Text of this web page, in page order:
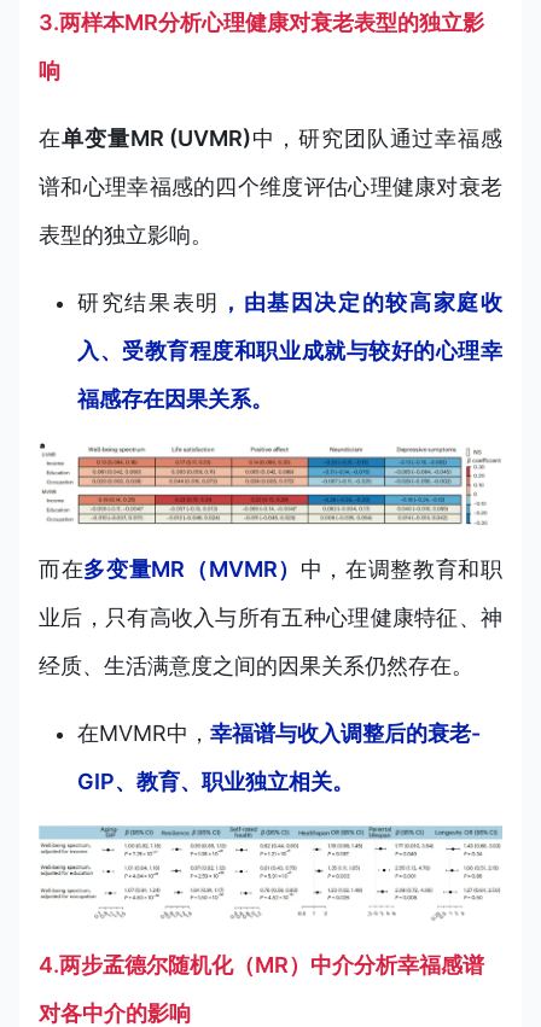
3.两样本MR分析心理健康对衰老表型的独立影
响
在单变量MR (UVMR)中，研究团队通过幸福感
谱和心理幸福感的四个维度评估心理健康对衰老
表型的独立影响。
研究结果表明 ，由基因决定的较高家庭收
入、受教育程度和职业成就与较好的心理幸
福感存在因果关系。
而在多变量MR（MVMR） 中，在调整教育和职
业后，只有高收入与所有五种心理健康特征、神
经质、生活满意度之间的因果关系仍然存在。
在MVMR中， 幸福谱与收入调整后的衰老-
GIP、教育、职业独立相关。
4.两步孟德尔随机化（MR）中介分析幸福感谱
对各中介的影响